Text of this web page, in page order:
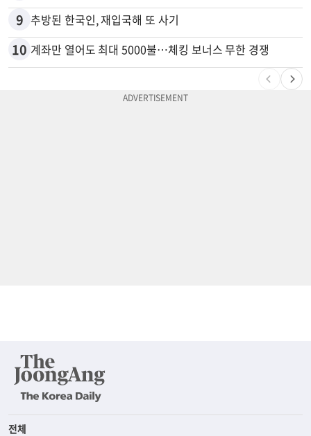
9 추방된 한국인, 재입국해 또 사기
10 계좌만 열어도 최대 5000불…체킹 보너스 무한 경쟁
전체